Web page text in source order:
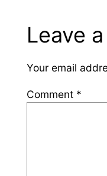
Leave
Your email
Comment *